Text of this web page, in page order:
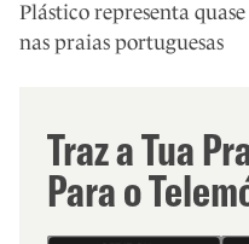
Plástico representa
nas praias portuguesas
Traz a Tua
Para o